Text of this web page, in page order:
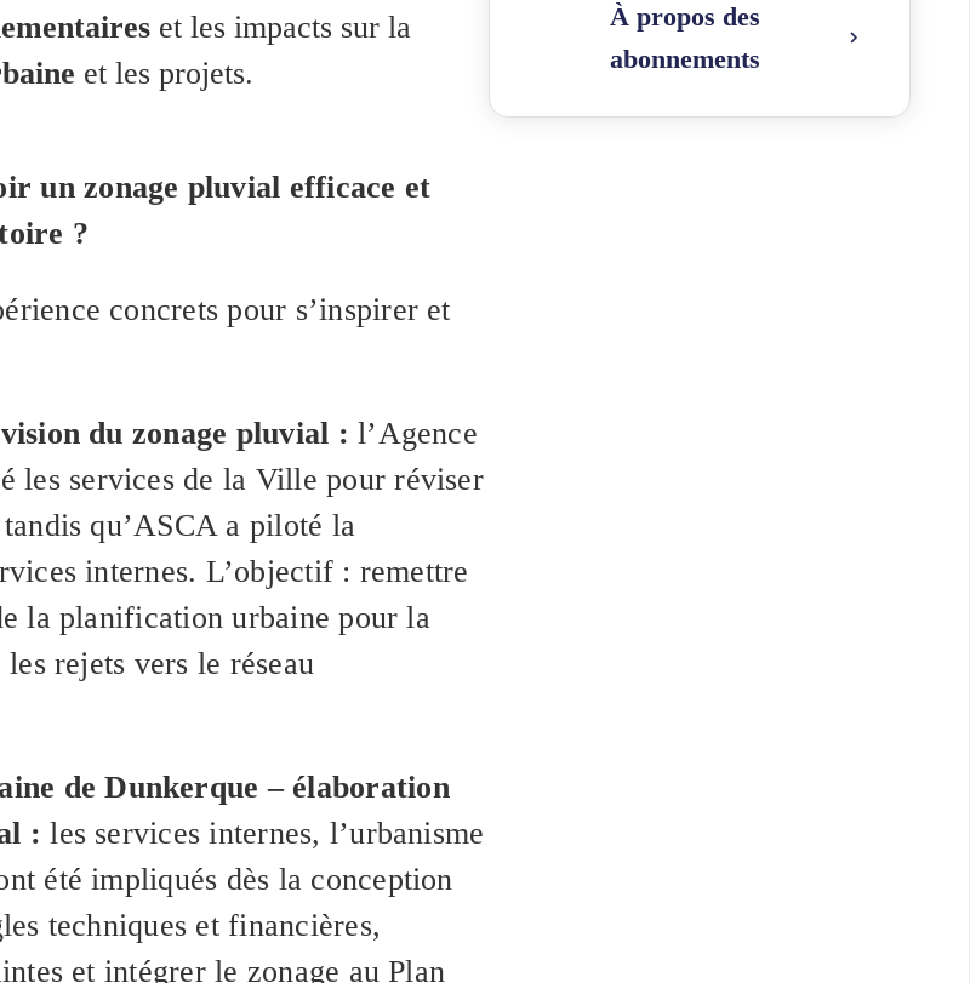
et les impacts sur la
et les projets.
un zonage pluvial efficace et
?
concrets pour s’inspirer et
du zonage pluvial : l’Agence
les services de la Ville pour réviser
qu’ASCA a piloté la
internes. L’objectif : remettre
la planification urbaine pour la
rejets vers le réseau
de Dunkerque – élaboration
: les services internes, l’urbanisme
été impliqués dès la conception
techniques et financières,
et intégrer le zonage au Plan
À propos des
abonnements